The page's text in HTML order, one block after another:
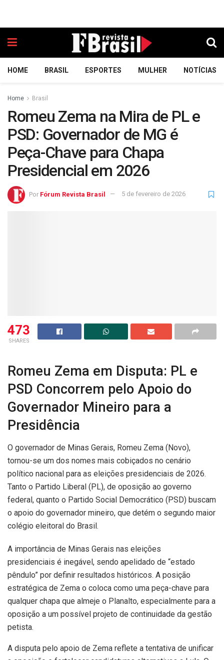
HOME BRASIL ESPORTES MULHER NOTÍCIAS
Home Brasil
Romeu Zema na Mira de PL e
PSD: Governador de MG é
Peça-Chave para Chapa
Presidencial em 2026
Por Fórum Revista Brasil 5 de fevereiro de 2026
473
SHARES
Romeu Zema em Disputa: PL e
PSD Concorrem pelo Apoio do
Governador Mineiro para a
Presidência
O governador de Minas Gerais, Romeu Zema (Novo),
tornou-se um dos nomes mais cobiçados no cenário
político nacional para as eleições presidenciais de 2026.
Tanto o Partido Liberal (PL), de oposição ao governo
federal, quanto o Partido Social Democrático (PSD) buscam
o apoio do governador mineiro, que detém o segundo maior
colégio eleitoral do Brasil.
A importância de Minas Gerais nas eleições
presidenciais é inegável, sendo apelidado de “estado
pêndulo” por definir resultados históricos. A posição
estratégica de Zema o coloca como uma peça-chave para
qualquer chapa que almeje o Planalto, especialmente para a
oposição a um possível projeto de continuidade da gestão
petista.
A disputa pelo apoio de Zema reflete a tentativa de unificar